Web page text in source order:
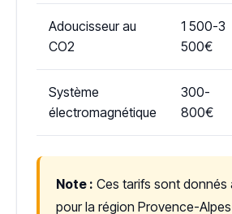
Adoucisseur au
CO2
1 500-3
500€
Système
électromagnétique
300-
800€
Note : Ces tarifs sont donnés
pour la région Provence-